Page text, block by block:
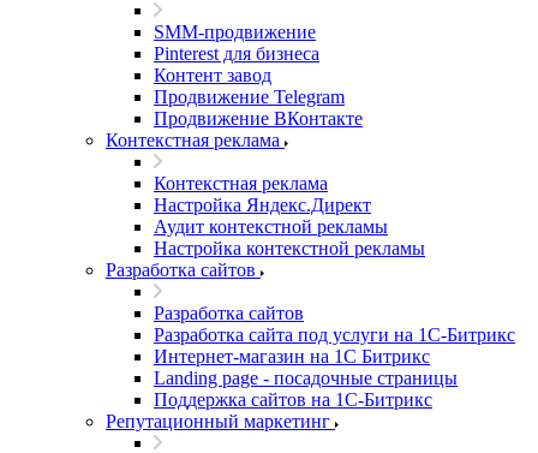
SMM-продвижение
Pinterest для бизнеса
Контент завод
Продвижение Telegram
Продвижение ВКонтакте
Контекстная реклама
Контекстная реклама
Настройка Яндекс.Директ
Аудит контекстной рекламы
Настройка контекстной рекламы
Разработка сайтов
Разработка сайтов
Разработка сайта под услуги на 1С-Битрикс
Интернет-магазин на 1С Битрикс
Landing page - посадочные страницы
Поддержка сайтов на 1С-Битрикс
Репутационный маркетинг